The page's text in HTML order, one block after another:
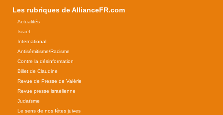
Les rubriques de AllianceFR.com
Actualités
Israël
International
Antisémitisme/Racisme
Contre la désinformation
Billet de Claudine
Revue de Presse de Valérie
Revue presse israélienne
Judaïsme
Le sens de nos fêtes juives